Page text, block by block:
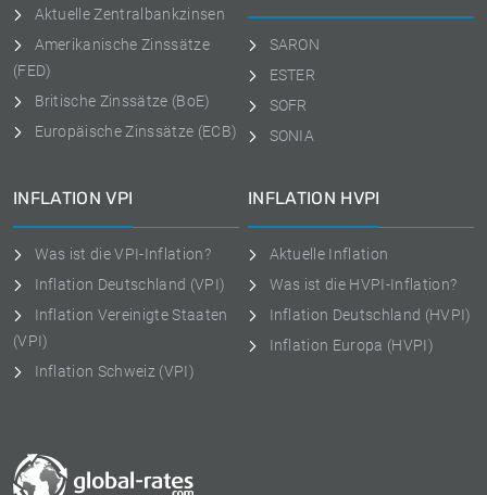
Aktuelle Zentralbankzinsen
Amerikanische Zinssätze
(FED)
Britische Zinssätze (BoE)
Europäische Zinssätze (ECB)
SARON
ESTER
SOFR
SONIA
INFLATION VPI
Was ist die VPI-Inflation?
Inflation Deutschland (VPI)
Inflation Vereinigte Staaten
(VPI)
Inflation Schweiz (VPI)
INFLATION HVPI
Aktuelle Inflation
Was ist die HVPI-Inflation?
Inflation Deutschland (HVPI)
Inflation Europa (HVPI)